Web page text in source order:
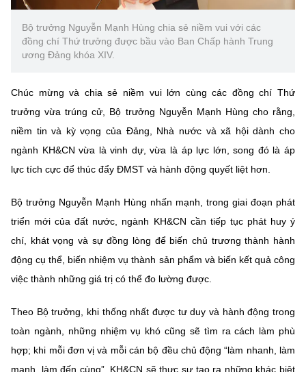
Bộ trưởng Nguyễn Mạnh Hùng chia sẻ niềm vui với các
đồng chí Thứ trưởng được bầu vào Ban Chấp hành Trung
ương Đảng khóa XIV.
Chúc mừng và chia sẻ niềm vui lớn cùng các đồng chí Thứ
trưởng vừa trúng cử, Bộ trưởng Nguyễn Mạnh Hùng cho rằng,
niềm tin và kỳ vọng của Đảng, Nhà nước và xã hội dành cho
ngành KH&CN vừa là vinh dự, vừa là áp lực lớn, song đó là áp
lực tích cực để thúc đẩy ĐMST và hành động quyết liệt hơn.
Bộ trưởng Nguyễn Mạnh Hùng nhấn mạnh, trong giai đoạn phát
triển mới của đất nước, ngành KH&CN cần tiếp tục phát huy ý
chí, khát vọng và sự đồng lòng để biến chủ trương thành hành
động cụ thể, biến nhiệm vụ thành sản phẩm và biến kết quả công
việc thành những giá trị có thể đo lường được.
Theo Bộ trưởng, khi thống nhất được tư duy và hành động trong
toàn ngành, những nhiệm vụ khó cũng sẽ tìm ra cách làm phù
hợp; khi mỗi đơn vị và mỗi cán bộ đều chủ động “làm nhanh, làm
mạnh, làm đến cùng”, KH&CN sẽ thực sự tạo ra những khác biệt